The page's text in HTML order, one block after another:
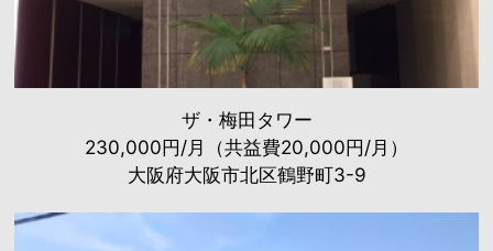
ザ・梅田タワー
230,000円/月（共益費20,000円/月）
大阪府大阪市北区鶴野町3-9